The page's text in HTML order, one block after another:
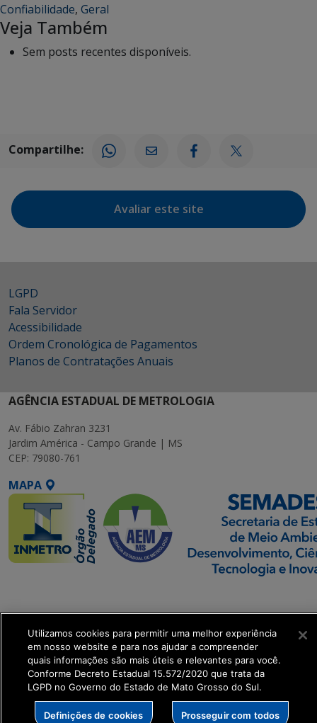
Confiabilidade, Geral
Veja Também
Sem posts recentes disponíveis.
Compartilhe:
Avaliar este site
LGPD
Fala Servidor
Acessibilidade
Ordem Cronológica de Pagamentos
Planos de Contratações Anuais
AGÊNCIA ESTADUAL DE METROLOGIA
Av. Fábio Zahran 3231
Jardim América - Campo Grande | MS
CEP: 79080-761
MAPA
Executiva de
Transformação Digital
get_footer();
Utilizamos cookies para permitir uma melhor experiência
em nosso website e para nos ajudar a compreender
quais informações são mais úteis e relevantes para você.
Conforme Decreto Estadual 15.572/2020 que trata da
LGPD no Governo do Estado de Mato Grosso do Sul.
Definições de cookies Prosseguir com todos